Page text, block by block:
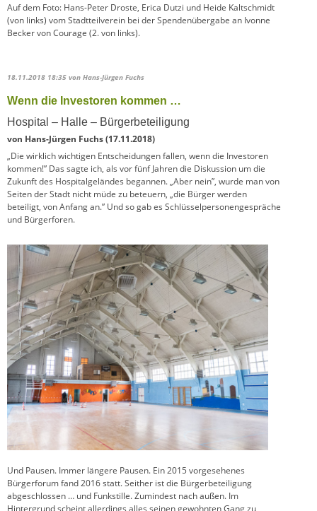
Auf dem Foto: Hans-Peter Droste, Erica Dutzi und Heide Kaltschmidt
(von links) vom Stadtteilverein bei der Spendenübergabe an Ivonne
Becker von Courage (2. von links).
18.11.2018 18:35 von Hans-Jürgen Fuchs
Wenn die Investoren kommen …
Hospital – Halle – Bürgerbeteiligung
von Hans-Jürgen Fuchs (17.11.2018)
„Die wirklich wichtigen Entscheidungen fallen, wenn die Investoren
kommen!” Das sagte ich, als vor fünf Jahren die Diskussion um die
Zukunft des Hospitalgeländes begannen. „Aber nein”, wurde man von
Seiten der Stadt nicht müde zu beteuern, „die Bürger werden
beteiligt, von Anfang an.” Und so gab es Schlüsselpersonengespräche
und Bürgerforen.
Und Pausen. Immer längere Pausen. Ein 2015 vorgesehenes
Bürgerforum fand 2016 statt. Seither ist die Bürgerbeteiligung
abgeschlossen … und Funkstille. Zumindest nach außen. Im